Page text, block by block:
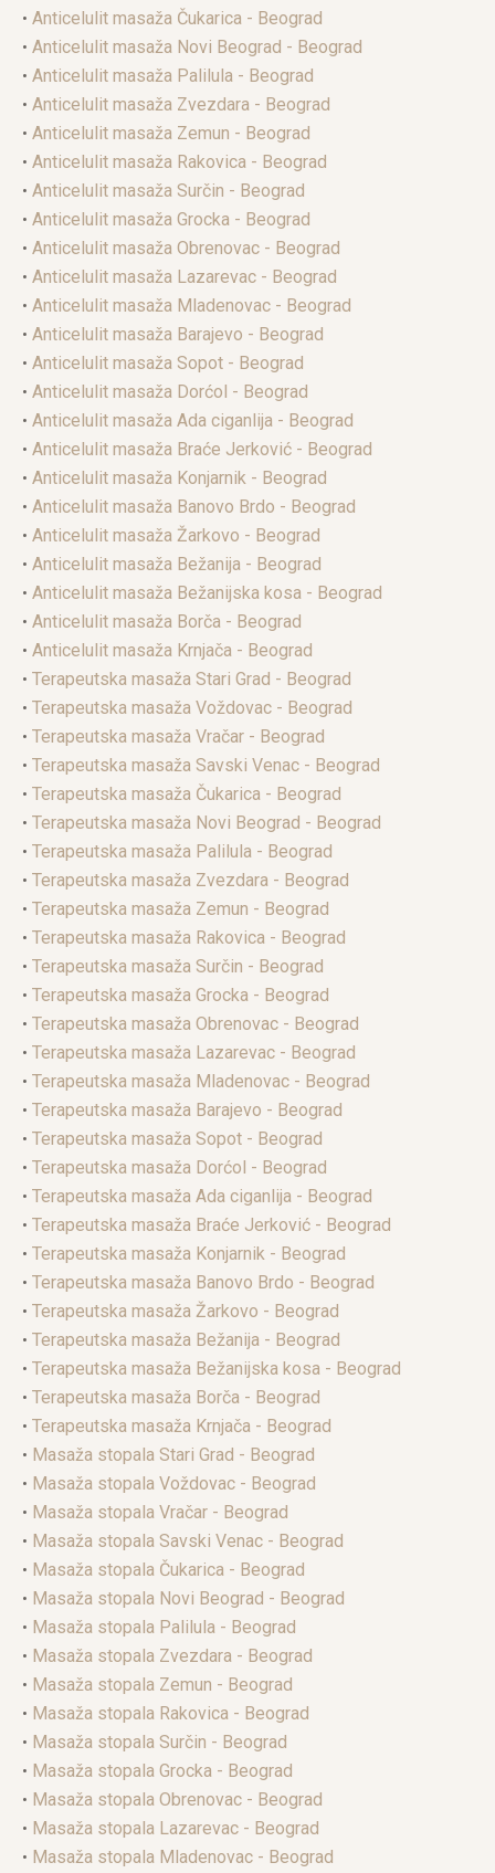
• Anticelulit masaža Čukarica - Beograd
• Anticelulit masaža Novi Beograd - Beograd
• Anticelulit masaža Palilula - Beograd
• Anticelulit masaža Zvezdara - Beograd
• Anticelulit masaža Zemun - Beograd
• Anticelulit masaža Rakovica - Beograd
• Anticelulit masaža Surčin - Beograd
• Anticelulit masaža Grocka - Beograd
• Anticelulit masaža Obrenovac - Beograd
• Anticelulit masaža Lazarevac - Beograd
• Anticelulit masaža Mladenovac - Beograd
• Anticelulit masaža Barajevo - Beograd
• Anticelulit masaža Sopot - Beograd
• Anticelulit masaža Dorćol - Beograd
• Anticelulit masaža Ada ciganlija - Beograd
• Anticelulit masaža Braće Jerković - Beograd
• Anticelulit masaža Konjarnik - Beograd
• Anticelulit masaža Banovo Brdo - Beograd
• Anticelulit masaža Žarkovo - Beograd
• Anticelulit masaža Bežanija - Beograd
• Anticelulit masaža Bežanijska kosa - Beograd
• Anticelulit masaža Borča - Beograd
• Anticelulit masaža Krnjača - Beograd
• Terapeutska masaža Stari Grad - Beograd
• Terapeutska masaža Voždovac - Beograd
• Terapeutska masaža Vračar - Beograd
• Terapeutska masaža Savski Venac - Beograd
• Terapeutska masaža Čukarica - Beograd
• Terapeutska masaža Novi Beograd - Beograd
• Terapeutska masaža Palilula - Beograd
• Terapeutska masaža Zvezdara - Beograd
• Terapeutska masaža Zemun - Beograd
• Terapeutska masaža Rakovica - Beograd
• Terapeutska masaža Surčin - Beograd
• Terapeutska masaža Grocka - Beograd
• Terapeutska masaža Obrenovac - Beograd
• Terapeutska masaža Lazarevac - Beograd
• Terapeutska masaža Mladenovac - Beograd
• Terapeutska masaža Barajevo - Beograd
• Terapeutska masaža Sopot - Beograd
• Terapeutska masaža Dorćol - Beograd
• Terapeutska masaža Ada ciganlija - Beograd
• Terapeutska masaža Braće Jerković - Beograd
• Terapeutska masaža Konjarnik - Beograd
• Terapeutska masaža Banovo Brdo - Beograd
• Terapeutska masaža Žarkovo - Beograd
• Terapeutska masaža Bežanija - Beograd
• Terapeutska masaža Bežanijska kosa - Beograd
• Terapeutska masaža Borča - Beograd
• Terapeutska masaža Krnjača - Beograd
• Masaža stopala Stari Grad - Beograd
• Masaža stopala Voždovac - Beograd
• Masaža stopala Vračar - Beograd
• Masaža stopala Savski Venac - Beograd
• Masaža stopala Čukarica - Beograd
• Masaža stopala Novi Beograd - Beograd
• Masaža stopala Palilula - Beograd
• Masaža stopala Zvezdara - Beograd
• Masaža stopala Zemun - Beograd
• Masaža stopala Rakovica - Beograd
• Masaža stopala Surčin - Beograd
• Masaža stopala Grocka - Beograd
• Masaža stopala Obrenovac - Beograd
• Masaža stopala Lazarevac - Beograd
• Masaža stopala Mladenovac - Beograd